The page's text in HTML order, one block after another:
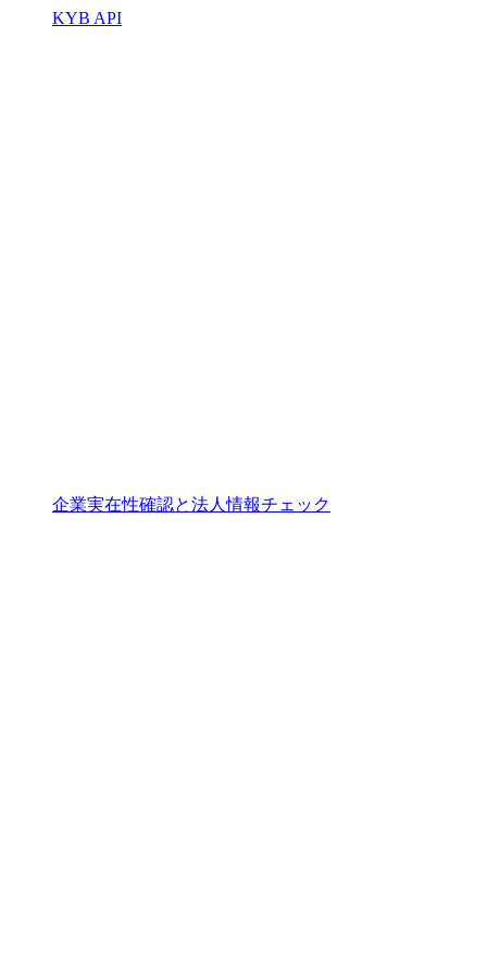
KYB API
企業実在性確認と法人情報チェック